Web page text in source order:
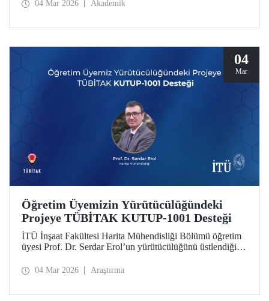
04 Mar 2026 Akademik
04
Mar
Öğretim Üyemizin Yürütücülüğündeki
Projeye TÜBİTAK KUTUP-1001 Desteği
İTÜ İnşaat Fakültesi Harita Mühendisliği Bölümü öğretim
üyesi Prof. Dr. Serdar Erol’un yürütücülüğünü üstlendiği
kapsamında desteğe değer görüldü.
04 Mar 2026 Araştırma